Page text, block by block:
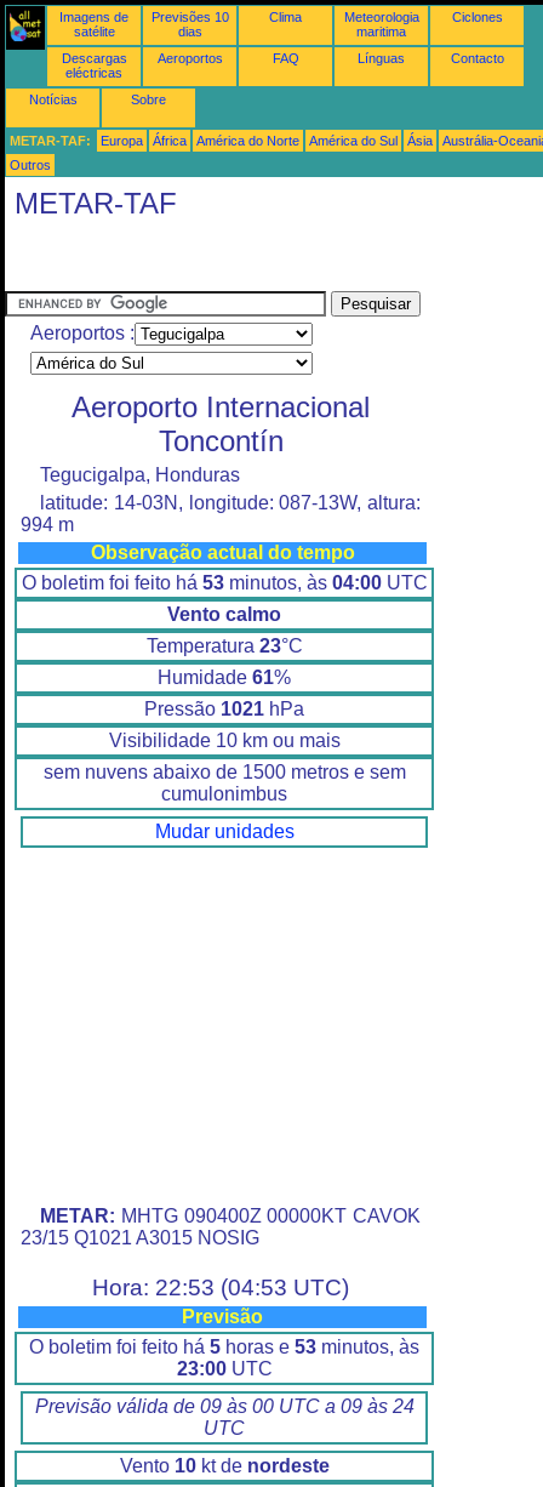
Imagens de
satélite
Previsões 10
dias
Clima
Meteorologia
maritima
Ciclones
Descargas
eléctricas
Aeroportos FAQ Línguas Contacto
Notícias Sobre
METAR-TAF: Europa África América do Norte América do Sul Ásia
Austrália-
Outros
METAR-TAF
Aeroportos :
Aeroporto Internacional
Toncontín
Tegucigalpa, Honduras
latitude: 14-03N, longitude: 087-13W, altura:
994 m
Observação actual do tempo
O boletim foi feito há 53minutos, às 04:00UTC
Vento calmo
Temperatura 23°C
Humidade 61%
Pressão 1021 hPa
Visibilidade 10 km ou mais
sem nuvens abaixo de 1500 metros e sem
cumulonimbus
Mudar unidades
METAR: MHTG 090400Z 00000KT CAVOK
23/15 Q1021 A3015 NOSIG
Hora: 22:53 (04:53 UTC)
Previsão
O boletim foi feito há 5 horas e 53 minutos, às
23:00UTC
Previsão válida de 09 às 00 UTC a 09 às 24
UTC
Vento 10kt de nordeste